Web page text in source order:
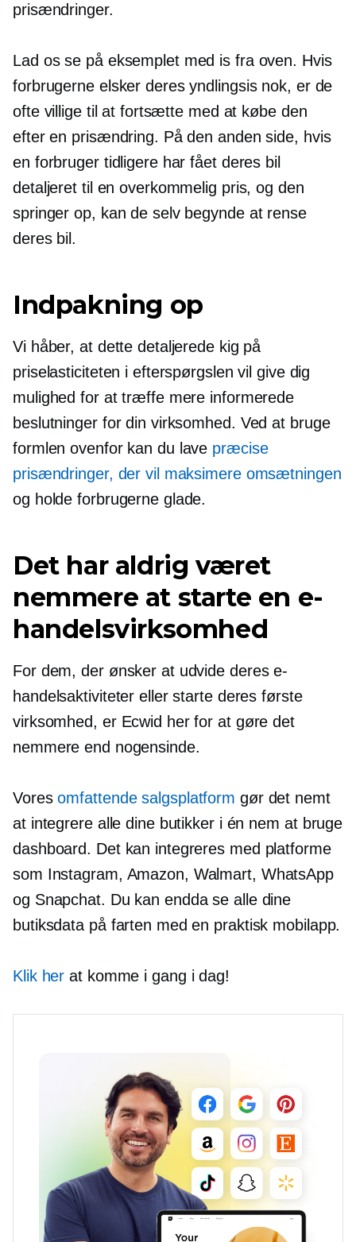
prisændringer.
Lad os se på eksemplet med is fra oven. Hvis
forbrugerne elsker deres yndlingsis nok, er de
ofte villige til at fortsætte med at købe den
efter en prisændring. På den anden side, hvis
en forbruger tidligere har fået deres bil
detaljeret til en overkommelig pris, og den
springer op, kan de selv begynde at rense
deres bil.
Indpakning op
Vi håber, at dette detaljerede kig på
priselasticiteten i efterspørgslen vil give dig
mulighed for at træffe mere informerede
beslutninger for din virksomhed. Ved at bruge
formlen ovenfor kan du lave præcise
prisændringer, der vil maksimere omsætningen
og holde forbrugerne glade.
Det har aldrig været
nemmere at starte en e-
handelsvirksomhed
For dem, der ønsker at udvide deres e-
handelsaktiviteter eller starte deres første
virksomhed, er Ecwid her for at gøre det
nemmere end nogensinde.
Voresomfattende salgsplatform gør det nemt
at integrere alle dine butikker i én nem at bruge
dashboard. Det kan integreres med platforme
som Instagram, Amazon, Walmart, WhatsApp
og Snapchat. Du kan endda se alle dine
butiksdata på farten med en praktisk mobilapp.
Klik her at komme i gang i dag!